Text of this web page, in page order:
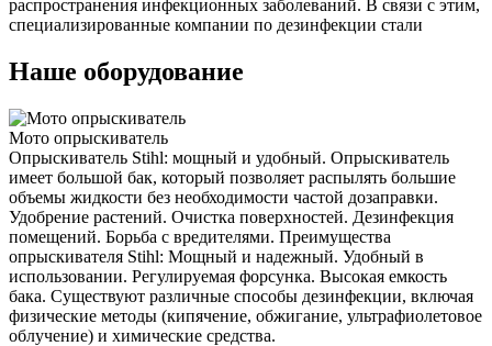
распространения инфекционных заболеваний. В связи с этим,
специализированные компании по дезинфекции стали
Наше оборудование
Мото опрыскиватель
Опрыскиватель Stihl: мощный и удобный. Опрыскиватель
имеет большой бак, который позволяет распылять большие
объемы жидкости без необходимости частой дозаправки.
Удобрение растений. Очистка поверхностей. Дезинфекция
помещений. Борьба с вредителями. Преимущества
опрыскивателя Stihl: Мощный и надежный. Удобный в
использовании. Регулируемая форсунка. Высокая емкость
бака. Существуют различные способы дезинфекции, включая
физические методы (кипячение, обжигание, ультрафиолетовое
облучение) и химические средства.